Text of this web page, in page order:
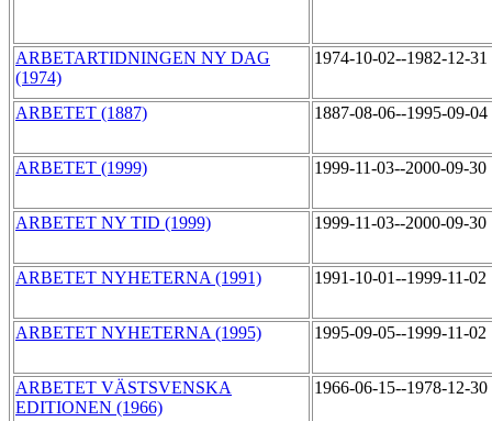
ARBETARTIDNINGEN NY DAG
(1974)
1974-10-02--1982-12-31
ARBETET (1887) 1887-08-06--1995-09-04
ARBETET (1999) 1999-11-03--2000-09-30
ARBETET NY TID (1999) 1999-11-03--2000-09-30
ARBETET NYHETERNA (1991) 1991-10-01--1999-11-02
ARBETET NYHETERNA (1995) 1995-09-05--1999-11-02
ARBETET VÄSTSVENSKA
EDITIONEN (1966)
1966-06-15--1978-12-30